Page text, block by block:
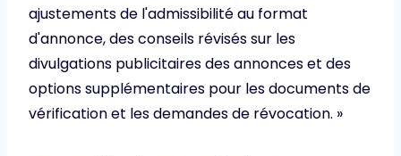
ajustements de l'admissibilité au format
d'annonce, des conseils révisés sur les
divulgations publicitaires des annonces et des
options supplémentaires pour les documents de
vérification et les demandes de révocation. »